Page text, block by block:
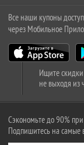
Все наши купоны
через Мобильное
Ищите скидки
не выходя из
Сэкономьте до 90%
Подпишитесь на самые